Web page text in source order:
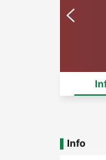
Info